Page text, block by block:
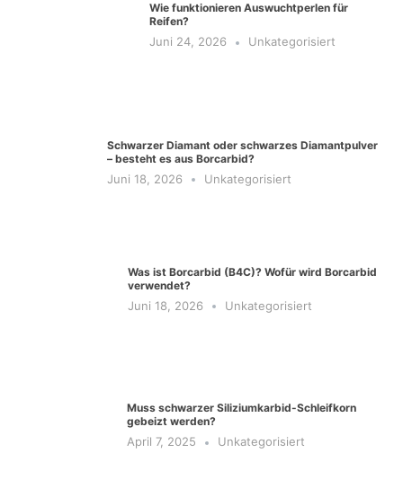
Wie funktionieren Auswuchtperlen für
Reifen?
Juni 24, 2026 Unkategorisiert
Schwarzer Diamant oder schwarzes Diamantpulver
– besteht es aus Borcarbid?
Juni 18, 2026 Unkategorisiert
Was ist Borcarbid (B4C)? Wofür wird Borcarbid
verwendet?
Juni 18, 2026 Unkategorisiert
Muss schwarzer Siliziumkarbid-Schleifkorn
gebeizt werden?
April 7, 2025 Unkategorisiert